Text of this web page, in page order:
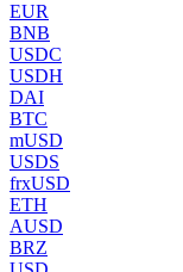
EUR
BNB
USDC
USDH
DAI
BTC
mUSD
USDS
frxUSD
ETH
AUSD
BRZ